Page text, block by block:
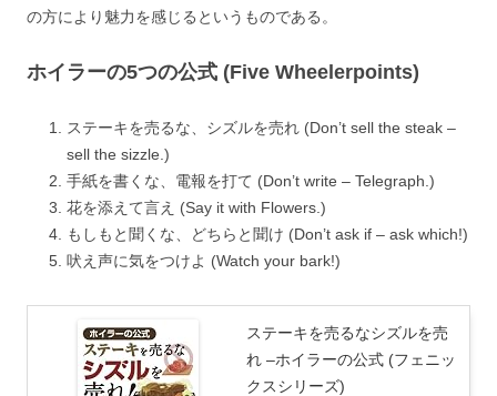
の方により魅力を感じるというものである。
ホイラーの5つの公式 (Five Wheelerpoints)
ステーキを売るな、シズルを売れ (Don’t sell the steak –
sell the sizzle.)
手紙を書くな、電報を打て (Don’t write – Telegraph.)
花を添えて言え (Say it with Flowers.)
もしもと聞くな、どちらと聞け (Don’t ask if – ask which!)
吠え声に気をつけよ (Watch your bark!)
ステーキを売るなシズルを売
れ –ホイラーの公式 (フェニッ
クスシリーズ)